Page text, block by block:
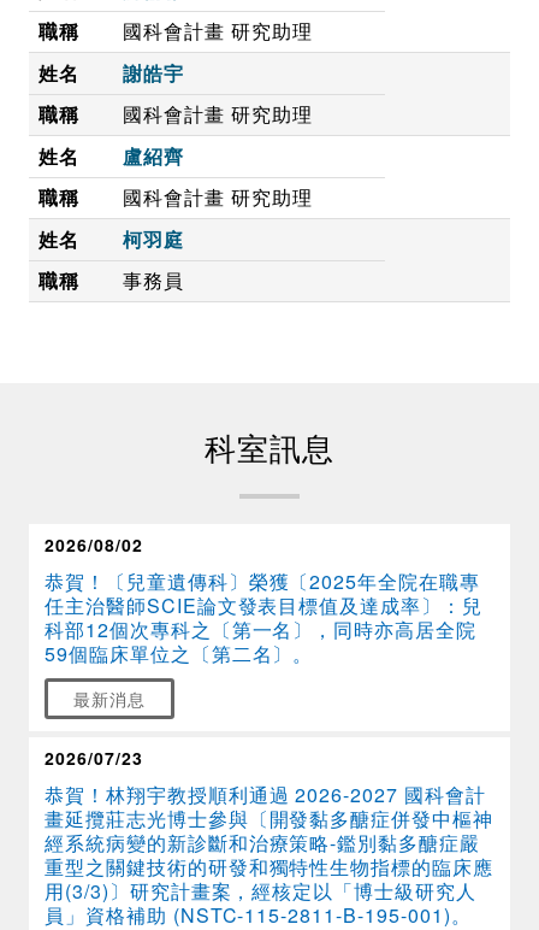
國科會計畫 研究助理
謝皓宇
國科會計畫 研究助理
盧紹齊
國科會計畫 研究助理
柯羽庭
事務員
科室訊息
恭賀！〔兒童遺傳科〕榮獲〔2025年全院在職專
任主治醫師SCIE論文發表目標值及達成率〕：兒
科部12個次專科之〔第一名〕，同時亦高居全院
59個臨床單位之〔第二名〕。
最新消息
2026/08/02
恭賀！林翔宇教授順利通過 2026-2027 國科會計
畫延攬莊志光博士參與〔開發黏多醣症併發中樞神
經系統病變的新診斷和治療策略-鑑別黏多醣症嚴
重型之關鍵技術的研發和獨特性生物指標的臨床應
用(3/3)〕研究計畫案，經核定以「博士級研究人
員」資格補助 (NSTC-115-2811-B-195-001)。
2026/07/23